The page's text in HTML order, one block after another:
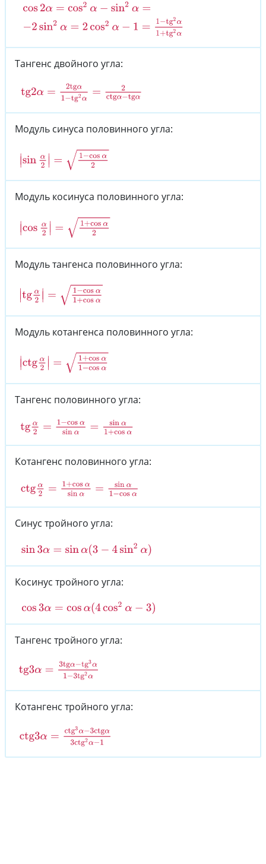
cos2α=cos2α−sin2 α= −2 sin2α=2 cos
Тангенс двойного угла:
tg2α=2tgα 1−tg2α= 2ctgα−tgα
Модуль синуса половинного угла:
sin |= 1 α2
Модуль косинуса половинного угла:
cos 2|= 1 α2
Модуль тангенса половинного угла:
tgα2| = α1+cosα
Модуль котангенса половинного угла:
ctgα2|= α1−cosα
Тангенс половинного угла:
tgα2=1 −cosαsinα= sin α1+cosα
Котангенс половинного угла:
ctgα2=1 +cosαsinα= sin α1−cosα
Синус тройного угла:
sin3α=sinα( 3−4sin2α )
Косинус тройного угла:
cos3α=cosα 4cos2α−3)
Тангенс тройного угла:
tg3α=3 tgα −tg3α1−3tg
Котангенс тройного угла:
ctg3α=ctg3 α−3ctgα3ctg